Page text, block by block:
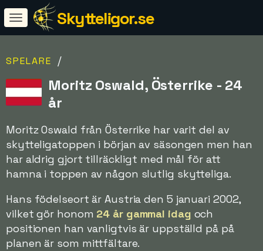
Skytteligor.se
SPELARE /
Moritz Oswald, Österrike - 24
år
Moritz Oswald från Österrike har varit del av
skytteligatoppen i början av säsongen men han
har aldrig gjort tillräckligt med mål för att
hamna i toppen av någon slutlig skytteliga.
Hans födelseort är Austria den 5 januari 2002,
vilket gör honom 24 år gammal idag och
positionen han vanligtvis är uppställd på på
planen är som mittfältare.